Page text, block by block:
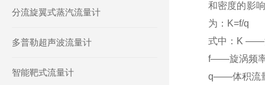
分流旋翼式蒸汽流量计
多普勒超声波流量计
智能靶式流量计
和密度的影
为：K=f/q
式中：K ——
f——旋涡频
q——体积流